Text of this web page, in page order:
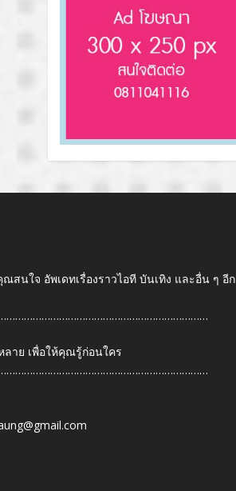
สนใจ อัพเดทเรื่องราวไอที บันเทิง และอื่น ๆ อีก
าย เพื่อให้คุณรู้ก่อนใคร